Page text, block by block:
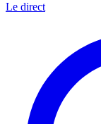
Le direct